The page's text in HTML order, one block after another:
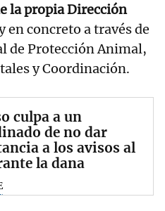
la propia Dirección
en concreto a través de
de Protección Animal,
y Coordinación.
culpa a un
de no dar
a los avisos al
la dana